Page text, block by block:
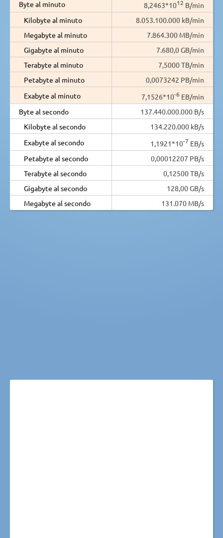
Byte al minuto 8,2463*1012 B/min
Kilobyte al minuto
8.053.100.000 kB/min
Megabyte al minuto
7.864.300 MB/min
Gigabyte al minuto
7.680,0 GB/min
Terabyte al minuto
7,5000 TB/min
Petabyte al minuto
0,0073242 PB/min
Exabyte al minuto
7,1526*10-6 EB/min
Byte al secondo
137.440.000.000 B/s
Kilobyte al secondo
134.220.000 kB/s
Exabyte al secondo
1,1921*10-7 EB/s
Petabyte al secondo
0,00012207 PB/s
Terabyte al secondo
0,12500 TB/s
Gigabyte al secondo
128,00 GB/s
Megabyte al secondo
131.070 MB/s